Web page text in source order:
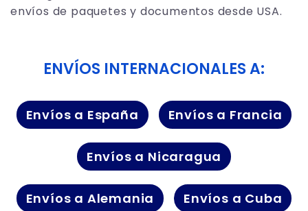
envíos de paquetes y documentos desde USA.
ENVÍOS INTERNACIONALES A:
Envíos a España Envíos a Francia
Envíos a Nicaragua
Envíos a Alemania Envíos a Cuba